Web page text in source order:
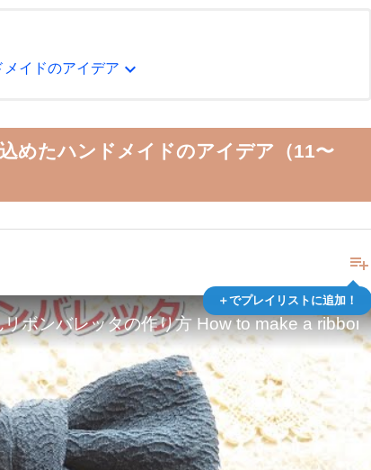
イドのアイデア expand_more
めたハンドメイドのアイデア（11〜
playlist_add
＋でプレイリストに追加！
ボンバレッタの作り方 How to make a ribbon.